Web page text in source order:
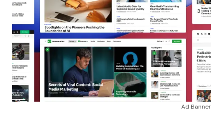
Ad Banner